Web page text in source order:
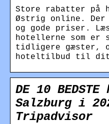
Store rabatter på
Østrig online. Der
og gode priser.
hotellerne som er
tidligere gæster,
hoteltilbud til dit
DE 10
Salzburg i
Tripadvisor